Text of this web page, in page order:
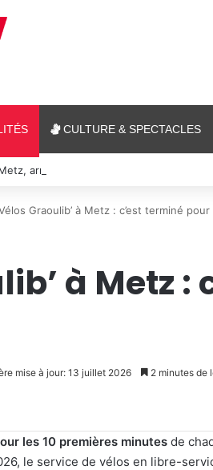
CULTURE & SPECTACLES
armée, sports de combat : 7 actus
Graoulib’ à Metz : c’est terminé
à Metz
mise à jour: 13 juillet 2026 2 minutes de
les 10 premières minutesde
le service de vélos en libre-